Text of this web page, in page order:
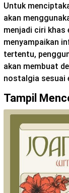
Untuk
akan
menjadi ciri khas
menyampaikan
tertentu,
akan membuat
nostalgia sesuai
Tampil